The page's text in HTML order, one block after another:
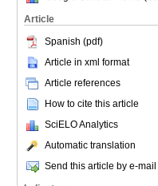
Article
Spanish (pdf)
Article in xml format
Article references
How to cite this article
SciELO Analytics
Automatic translation
Send this article by e-mail